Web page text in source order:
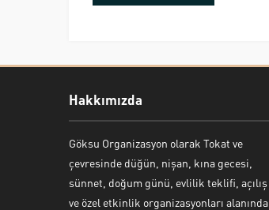
Hakkımızda
Göksu Organizasyon olarak Tokat ve
çevresinde düğün, nişan, kına gecesi,
sünnet, doğum günü, evlilik teklifi, açılış
ve özel etkinlik organizasyonları alanında
Bekir Kiper